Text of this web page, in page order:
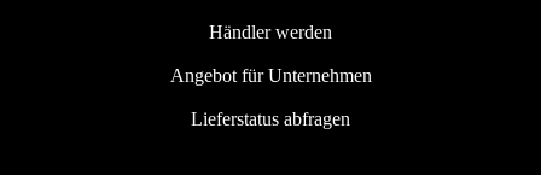
Händler werden
Angebot für Unternehmen
Lieferstatus abfragen